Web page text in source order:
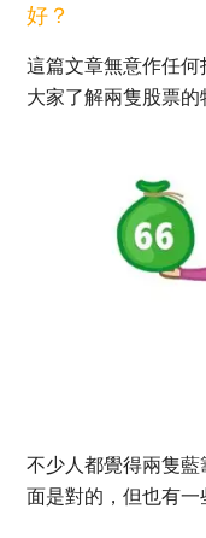
好？
這篇文章無意作任
大家了解兩隻股票的
不少人都覺得兩隻
面是對的，但也有一